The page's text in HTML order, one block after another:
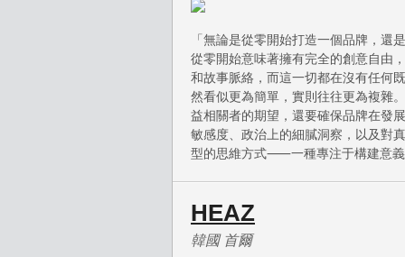
「無論是從零開始打造一個品牌，還
從零開始意味著擁有完全的創意自由
和故事脈絡，而這一切都在沒有任何
然看似更為簡單，實則往往更為複雜
益相關者的期望，還要確保品牌在發
敏感度、政治上的細膩洞察，以及對
型的思維方式⸺一種專注于構建意義
HEAZ
韓國 首爾